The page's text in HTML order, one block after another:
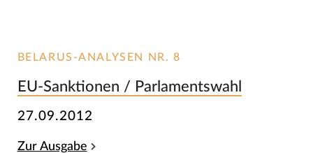
BELARUS-ANALYSEN NR. 8
EU-Sanktionen / Parlamentswahl
27.09.2012
Zur Ausgabe